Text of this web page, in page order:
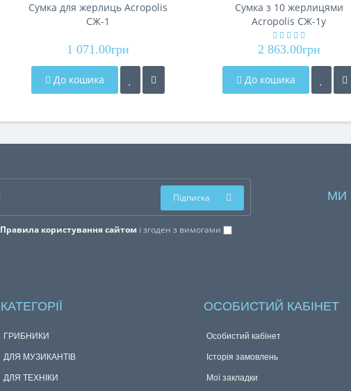
Сумка для жерлиць Acropolis
СЖ-1
1 071.00грн
До кошика
Сумка з 10 жерлицями
Acropolis СЖ-1у
(укомплектована)
2 863.00грн
До кошика
Правила користування сайтомі згоден з вимогами
Підписка МИ
КАТЕГОРІЇ
ГРИБНИКИ
ДЛЯ МУЗИКАНТІВ
ДЛЯ ТЕХНІКИ
ОСОБИСТИЙ КАБІНЕТ
Особистий кабінет
Історія замовлень
Мої закладки